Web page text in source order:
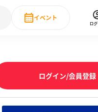
インタビュー
イベント
直近のイベ
ロ
ログイン/会員登録